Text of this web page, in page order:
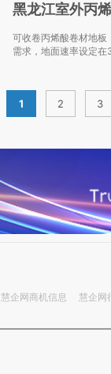
黑龙江室外丙
可收卷丙烯酸卷材地板
需求，地面速率设定
1 2 3
慧企网商机信息 慧企网